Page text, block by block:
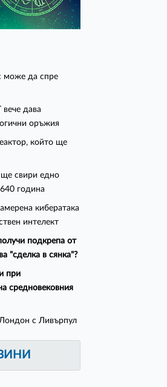
може да спре
дава
оръжия
който ще
свири едно
година
кибератака
интелект
подкрепа от
"сделка в сянка"?
при
средновековния
с Ливърпул